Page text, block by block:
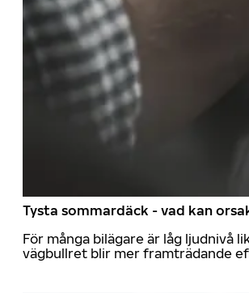
Tysta sommardäck - vad kan
För många bilägare är låg ljudnivå
vägbullret blir mer framträdande